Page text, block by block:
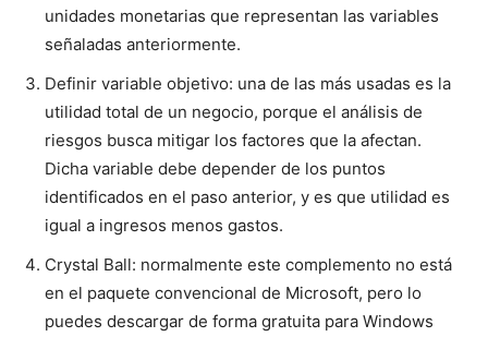
unidades monetarias que representan las variables
señaladas anteriormente.
Definir variable objetivo: una de las más usadas es la
utilidad total de un negocio, porque el análisis de
riesgos busca mitigar los factores que la afectan.
Dicha variable debe depender de los puntos
identificados en el paso anterior, y es que utilidad es
igual a ingresos menos gastos.
Crystal Ball: normalmente este complemento no está
en el paquete convencional de Microsoft, pero lo
puedes descargar de forma gratuita para Windows